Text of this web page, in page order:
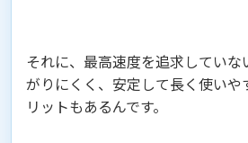
それに、最高速度を追求してい
がりにくく、安定して長く使いや
リットもあるんです。